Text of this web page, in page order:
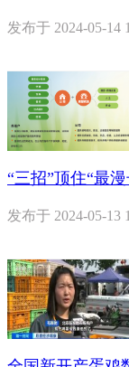
发布于 2024-05-14
“三招”顶住“最
发布于 2024-05-13